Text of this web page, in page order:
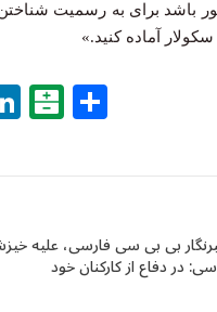
باشد برای به رسمیت شناختن
آماده کنید.»
LinkedIn
Balatarin
بی بی سی فارسی، علیه
در دفاع از کارکنان خود